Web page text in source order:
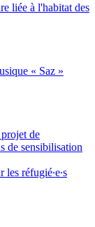
liée à l'habitat des
« Saz »
de
de sensibilisation
réfugié∙e∙s